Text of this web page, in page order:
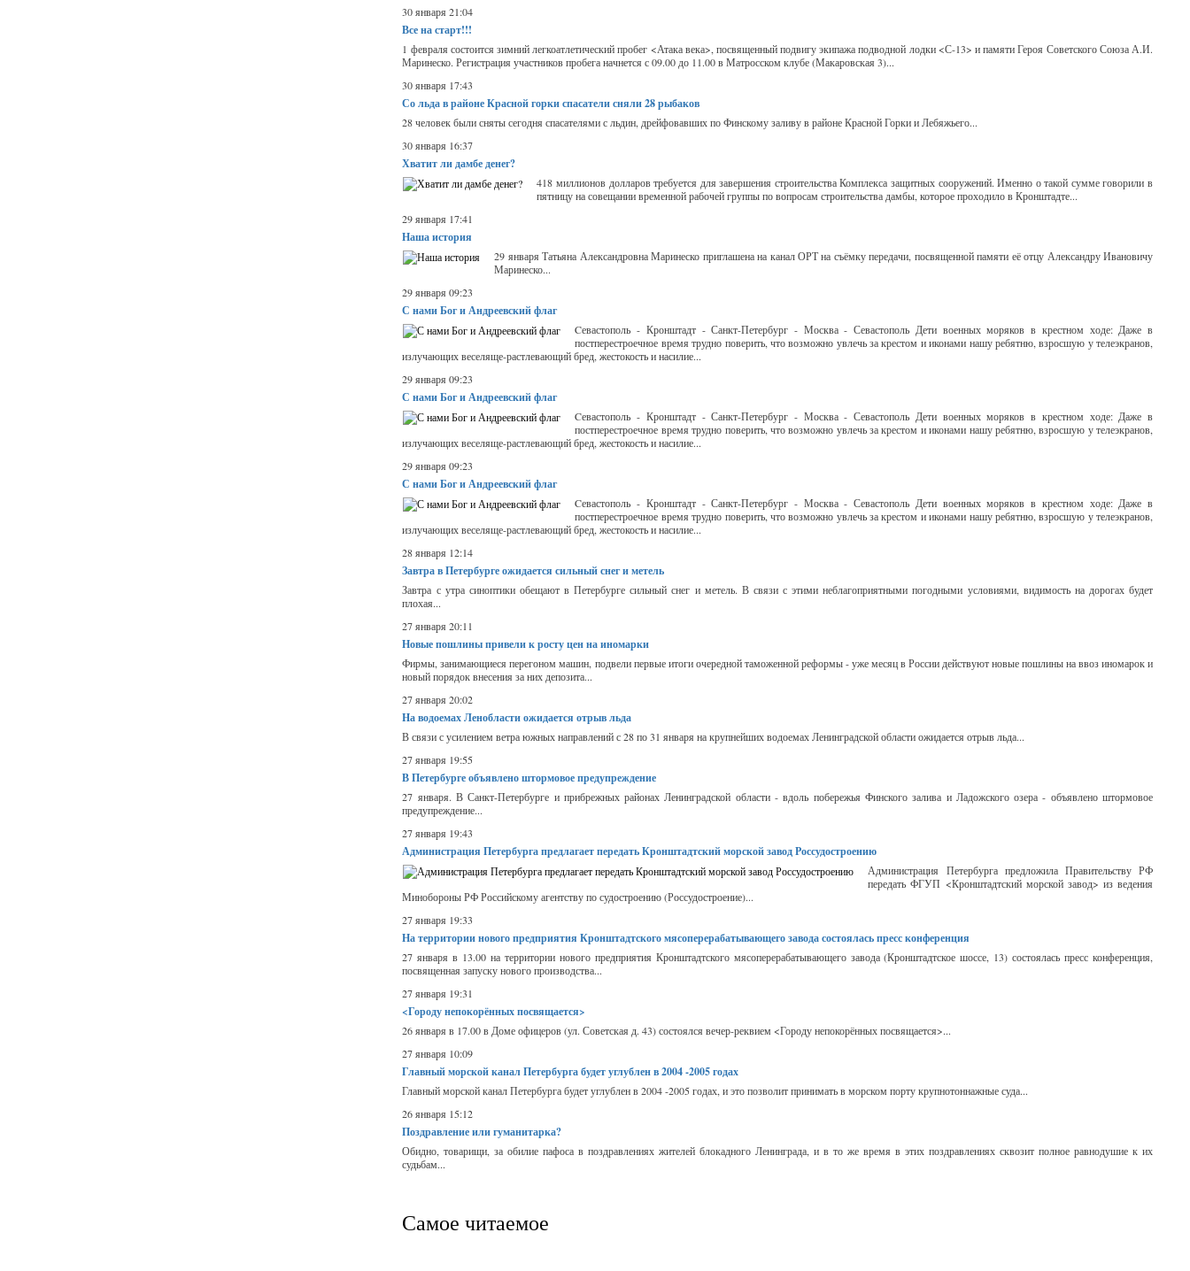
30 января 21:04
Все на старт!!!
1 февраля состоится зимний легкоатлетический пробег <Атака века>, посвященный подвигу экипажа подводной лодки <С-13> и памяти Героя Советского Союза А.И.
Маринеско. Регистрация участников пробега начнется с 09.00 до 11.00 в Матросском клубе (Макаровская 3)...
30 января 17:43
Со льда в районе Красной горки спасатели сняли 28 рыбаков
28 человек были сняты сегодня спасателями с льдин, дрейфовавших по Финскому заливу в районе Красной Горки и Лебяжьего...
30 января 16:37
Хватит ли дамбе денег?
418 миллионов долларов требуется для завершения строительства Комплекса защитных сооружений. Именно о такой сумме говорили в
пятницу на совещании временной рабочей группы по вопросам строительства дамбы, которое проходило в Кронштадте...
29 января 17:41
Наша история
29 января Татьяна Александровна Маринеско приглашена на канал ОРТ на съёмку передачи, посвященной памяти её отцу Александру Ивановичу
Маринеско...
29 января 09:23
С нами Бог и Андреевский флаг
Cевастополь - Кронштадт - Санкт-Петербург - Москва - Севастополь Дети военных моряков в крестном ходе: Даже в
постперестроечное время трудно поверить, что возможно увлечь за крестом и иконами нашу ребятню, взросшую у телеэкранов,
излучающих веселяще-растлевающий бред, жестокость и насилие...
29 января 09:23
С нами Бог и Андреевский флаг
Cевастополь - Кронштадт - Санкт-Петербург - Москва - Севастополь Дети военных моряков в крестном ходе: Даже в
постперестроечное время трудно поверить, что возможно увлечь за крестом и иконами нашу ребятню, взросшую у телеэкранов,
излучающих веселяще-растлевающий бред, жестокость и насилие...
29 января 09:23
С нами Бог и Андреевский флаг
Cевастополь - Кронштадт - Санкт-Петербург - Москва - Севастополь Дети военных моряков в крестном ходе: Даже в
постперестроечное время трудно поверить, что возможно увлечь за крестом и иконами нашу ребятню, взросшую у телеэкранов,
излучающих веселяще-растлевающий бред, жестокость и насилие...
28 января 12:14
Завтра в Петербурге ожидается сильный снег и метель
Завтра с утра синоптики обещают в Петербурге сильный снег и метель. В связи с этими неблагоприятными погодными условиями, видимость на дорогах будет
плохая...
27 января 20:11
Новые пошлины привели к росту цен на иномарки
Фирмы, занимающиеся перегоном машин, подвели первые итоги очередной таможенной реформы - уже месяц в России действуют новые пошлины на ввоз иномарок и
новый порядок внесения за них депозита...
27 января 20:02
Hа водоемах Ленобласти ожидается отрыв льда
В связи с усилением ветра южных направлений с 28 по 31 января на крупнейших водоемах Ленинградской области ожидается отрыв льда...
27 января 19:55
В Петербурге объявлено штормовое предупреждение
27 января. В Санкт-Петербурге и прибрежных районах Ленинградской области - вдоль побережья Финского залива и Ладожского озера - объявлено штормовое
предупреждение...
27 января 19:43
Администрация Петербурга предлагает передать Кронштадтский морской завод Россудостроению
Администрация Петербурга предложила Правительству РФ
передать ФГУП <Кронштадтский морской завод> из ведения
Минобороны РФ Российскому агентству по судостроению (Россудостроение)...
27 января 19:33
На территории нового предприятия Кронштадтского мясоперерабатывающего завода состоялась пресс конференция
27 января в 13.00 на территории нового предприятия Кронштадтского мясоперерабатывающего завода (Кронштадтское шоссе, 13) состоялась пресс конференция,
посвященная запуску нового производства...
27 января 19:31
<Городу непокорённых посвящается>
26 января в 17.00 в Доме офицеров (ул. Советская д. 43) состоялся вечер-реквием <Городу непокорённых посвящается>...
27 января 10:09
Главный морской канал Петербурга будет углублен в 2004 -2005 годах
Главный морской канал Петербурга будет углублен в 2004 -2005 годах, и это позволит принимать в морском порту крупнотоннажные суда...
26 января 15:12
Поздравление или гуманитарка?
Обидно, товарищи, за обилие пафоса в поздравлениях жителей блокадного Ленинграда, и в то же время в этих поздравлениях сквозит полное равнодушие к их
судьбам...
Самое читаемое